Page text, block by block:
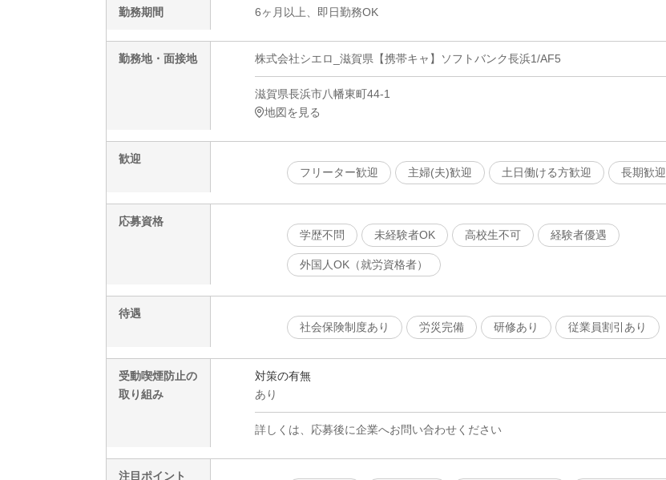
勤務期間 6ヶ月以上、即日勤務OK
勤務地・面接地 株式会社シエロ_滋賀県【携帯キャ】ソフトバンク長浜1/AF5
滋賀県長浜市八幡東町44-1
地図を見る
歓迎
フリーター歓迎
主婦(夫)歓迎 土日働ける方歓迎 長期歓迎
応募資格
学歴不問
未経験者OK 高校生不可 経験者優遇
外国人OK（就労資格者）
待遇
社会保険制度あり
労災完備 研修あり 従業員割引あり
受動喫煙防止の
取り組み
対策の有無
あり
詳しくは、応募後に企業へお問い合わせください
注目ポイント